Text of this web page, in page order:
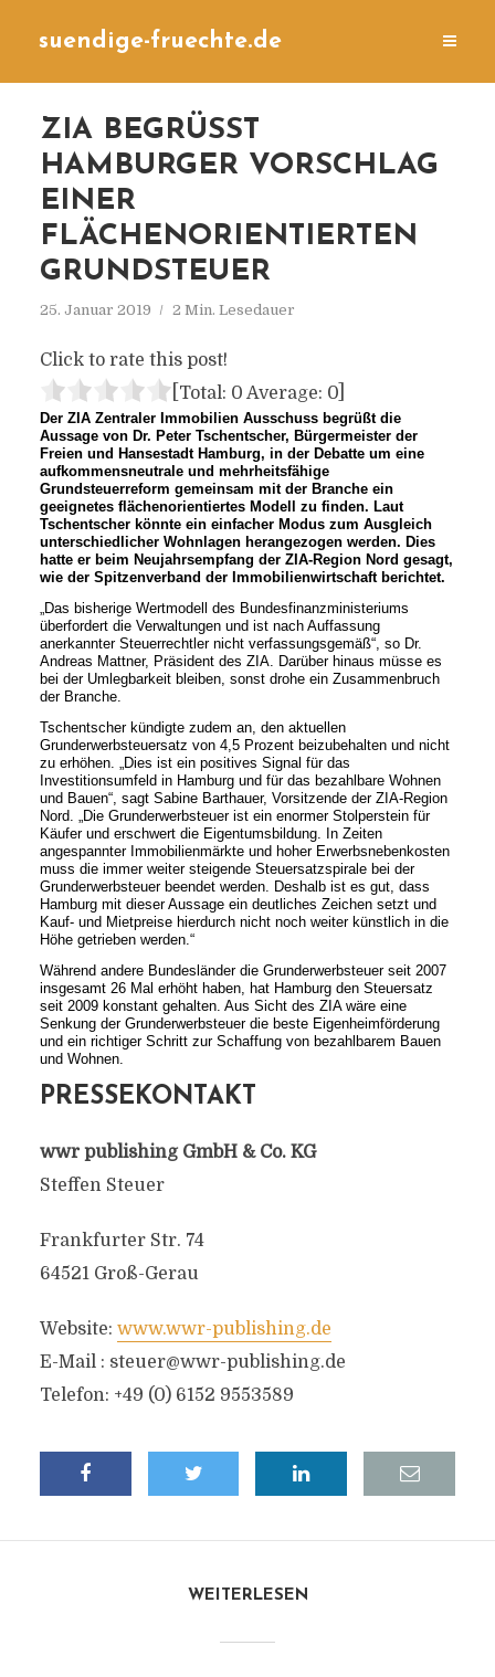
suendige-fruechte.de
ZIA BEGRÜSST H
AMBURGER VORSCHLAG E
INER F
LÄCHENORIENTIERTEN G
RUNDSTEUER
25. Januar 2019 2 Min. Lesedauer
Click to rate this post!
[Total: 0 Average: 0]
Der ZIA Zentraler Immobilien Ausschuss begrüßt die
Aussage von Dr. Peter Tschentscher, Bürgermeister der
Freien und Hansestadt Hamburg, in der Debatte um eine
aufkommensneutrale und mehrheitsfähige
Grundsteuerreform gemeinsam mit der Branche ein
geeignetes flächenorientiertes Modell zu finden. Laut
Tschentscher könnte ein einfacher Modus zum Ausgleich
unterschiedlicher Wohnlagen herangezogen werden. Dies
hatte er beim Neujahrsempfang der ZIA-Region Nord gesagt,
wie der Spitzenverband der Immobilienwirtschaft berichtet.
„Das bisherige Wertmodell des Bundesfinanzministeriums
überfordert die Verwaltungen und ist nach Auffassung
anerkannter Steuerrechtler nicht verfassungsgemäß“, so Dr.
Andreas Mattner, Präsident des ZIA. Darüber hinaus müsse es
bei der Umlegbarkeit bleiben, sonst drohe ein Zusammenbruch
der Branche.
Tschentscher kündigte zudem an, den aktuellen
Grunderwerbsteuersatz von 4,5 Prozent beizubehalten und nicht
zu erhöhen. „Dies ist ein positives Signal für das
Investitionsumfeld in Hamburg und für das bezahlbare Wohnen
und Bauen“, sagt Sabine Barthauer, Vorsitzende der ZIA-Region
Nord. „Die Grunderwerbsteuer ist ein enormer Stolperstein für
Käufer und erschwert die Eigentumsbildung. In Zeiten
angespannter Immobilienmärkte und hoher Erwerbsnebenkosten
muss die immer weiter steigende Steuersatzspirale bei der
Grunderwerbsteuer beendet werden. Deshalb ist es gut, dass
Hamburg mit dieser Aussage ein deutliches Zeichen setzt und
Kauf- und Mietpreise hierdurch nicht noch weiter künstlich in die
Höhe getrieben werden.“
Während andere Bundesländer die Grunderwerbsteuer seit 2007
insgesamt 26 Mal erhöht haben, hat Hamburg den Steuersatz
seit 2009 konstant gehalten. Aus Sicht des ZIA wäre eine
Senkung der Grunderwerbsteuer die beste Eigenheimförderung
und ein richtiger Schritt zur Schaffung von bezahlbarem Bauen
und Wohnen.
PRESSEKONTAKT
wwr publishing GmbH & Co. KG
Steffen Steuer
Frankfurter Str. 74
64521 Groß-Gerau
Website: www.wwr-publishing.de
E-Mail : steuer@wwr-publishing.de
Telefon: +49 (0) 6152 9553589
WEITERLESEN